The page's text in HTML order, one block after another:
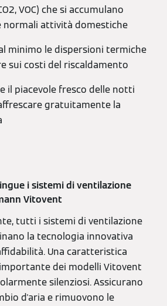
VOC) che si accumulano
normali attività domestiche
minimo le dispersioni termiche
sui costi del riscaldamento
il piacevole fresco delle notti
gratuitamente la
i sistemi di ventilazione
Vitovent
tutti i sistemi di ventilazione
la tecnologia innovativa
Una caratteristica
dei modelli Vitovent
silenziosi. Assicurano
d'aria e rimuovono le